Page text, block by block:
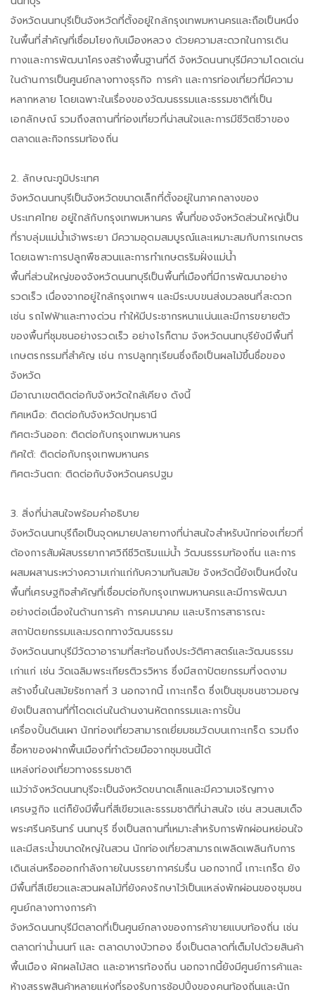
จังหวัดนนทบุรีเป็นจังหวัดที่ตั้งอยู่ใกล้กรุงเทพมหานครและถือเป็นหนึ่ง
ในพื้นที่สำคัญที่เชื่อมโยงกับเมืองหลวง ด้วยความสะดวกในการเดิน
ทางและการพัฒนาโครงสร้างพื้นฐานที่ดี จังหวัดนนทบุรีมีความโดดเด่น
ในด้านการเป็นศูนย์กลางทางธุรกิจ การค้า และการท่องเที่ยวที่มีความ
หลากหลาย โดยเฉพาะในเรื่องของวัฒนธรรมและธรรมชาติที่เป็น
เอกลักษณ์ รวมถึงสถานที่ท่องเที่ยวที่น่าสนใจและการมีชีวิตชีวาของ
ตลาดและกิจกรรมท้องถิ่น
2. ลักษณะภูมิประเทศ
จังหวัดนนทบุรีเป็นจังหวัดขนาดเล็กที่ตั้งอยู่ในภาคกลางของ
ประเทศไทย อยู่ใกล้กับกรุงเทพมหานคร พื้นที่ของจังหวัดส่วนใหญ่เป็น
ที่ราบลุ่มแม่น้ำเจ้าพระยา มีความอุดมสมบูรณ์และเหมาะสมกับการเกษตร
โดยเฉพาะการปลูกพืชสวนและการทำเกษตรริมฝั่งแม่น้ำ
พื้นที่ส่วนใหญ่ของจังหวัดนนทบุรีเป็นพื้นที่เมืองที่มีการพัฒนาอย่าง
รวดเร็ว เนื่องจากอยู่ใกล้กรุงเทพฯ และมีระบบขนส่งมวลชนที่สะดวก
เช่น รถไฟฟ้าและทางด่วน ทำให้มีประชากรหนาแน่นและมีการขยายตัว
ของพื้นที่ชุมชนอย่างรวดเร็ว อย่างไรก็ตาม จังหวัดนนทบุรียังมีพื้นที่
เกษตรกรรมที่สำคัญ เช่น การปลูกทุเรียนซึ่งถือเป็นผลไม้ขึ้นชื่อของ
จังหวัด
มีอาณาเขตติดต่อกับจังหวัดใกล้เคียง ดังนี้
ทิศเหนือ: ติดต่อกับจังหวัดปทุมธานี
ทิศตะวันออก: ติดต่อกับกรุงเทพมหานคร
ทิศใต้: ติดต่อกับกรุงเทพมหานคร
ทิศตะวันตก: ติดต่อกับจังหวัดนครปฐม
3. สิ่งที่น่าสนใจพร้อมคำอธิบาย
จังหวัดนนทบุรีถือเป็นจุดหมายปลายทางที่น่าสนใจสำหรับนักท่องเที่ยวที่
ต้องการสัมผัสบรรยากาศวิถีชีวิตริมแม่น้ำ วัฒนธรรมท้องถิ่น และการ
ผสมผสานระหว่างความเก่าแก่กับความทันสมัย จังหวัดนี้ยังเป็นหนึ่งใน
พื้นที่เศรษฐกิจสำคัญที่เชื่อมต่อกับกรุงเทพมหานครและมีการพัฒนา
อย่างต่อเนื่องในด้านการค้า การคมนาคม และบริการสาธารณะ
สถาปัตยกรรมและมรดกทางวัฒนธรรม
จังหวัดนนทบุรีมีวัดวาอารามที่สะท้อนถึงประวัติศาสตร์และวัฒนธรรม
เก่าแก่ เช่น วัดเฉลิมพระเกียรติวรวิหาร ซึ่งมีสถาปัตยกรรมที่งดงาม
สร้างขึ้นในสมัยรัชกาลที่ 3 นอกจากนี้ เกาะเกร็ด ซึ่งเป็นชุมชนชาวมอญ
ยังเป็นสถานที่ที่โดดเด่นในด้านงานหัตถกรรมและการปั้น
เครื่องปั้นดินเผา นักท่องเที่ยวสามารถเยี่ยมชมวัดบนเกาะเกร็ด รวมถึง
ซื้อหาของฝากพื้นเมืองที่ทำด้วยมือจากชุมชนนี้ได้
แหล่งท่องเที่ยวทางธรรมชาติ
แม้ว่าจังหวัดนนทบุรีจะเป็นจังหวัดขนาดเล็กและมีความเจริญทาง
เศรษฐกิจ แต่ก็ยังมีพื้นที่สีเขียวและธรรมชาติที่น่าสนใจ เช่น สวนสมเด็จ
พระศรีนครินทร์ นนทบุรี ซึ่งเป็นสถานที่เหมาะสำหรับการพักผ่อนหย่อนใจ
และมีสระน้ำขนาดใหญ่ในสวน นักท่องเที่ยวสามารถเพลิดเพลินกับการ
เดินเล่นหรือออกกำลังกายในบรรยากาศร่มรื่น นอกจากนี้ เกาะเกร็ด ยัง
มีพื้นที่สีเขียวและสวนผลไม้ที่ยังคงรักษาไว้เป็นแหล่งพักผ่อนของชุมชน
ศูนย์กลางทางการค้า
จังหวัดนนทบุรีมีตลาดที่เป็นศูนย์กลางของการค้าขายแบบท้องถิ่น เช่น
ตลาดท่าน้ำนนท์ และ ตลาดบางบัวทอง ซึ่งเป็นตลาดที่เต็มไปด้วยสินค้า
พื้นเมือง ผักผลไม้สด และอาหารท้องถิ่น นอกจากนี้ยังมีศูนย์การค้าและ
ห้างสรรพสินค้าหลายแห่งที่รองรับการช้อปปิ้งของคนท้องถิ่นและนัก